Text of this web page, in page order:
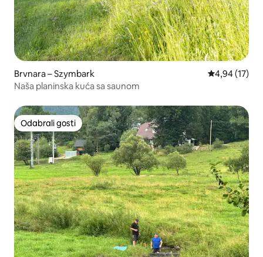
Brvnara – Szymbark Prosječna
4,94 (17)
Naša planinska kuća sa saunom
Odabrali gosti
Odabrali gosti